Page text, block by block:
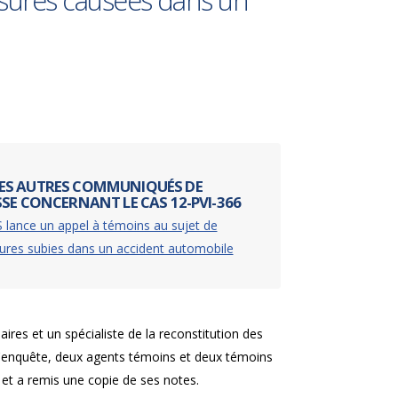
AUTRES COMMUNIQUÉS DE
CONCERNANT LE CAS 12-PVI-366
lance un appel à témoins au sujet de
subies dans un accident automobile
et un spécialiste de la reconstitution des
deux agents témoins et deux témoins
a remis une copie de ses notes.